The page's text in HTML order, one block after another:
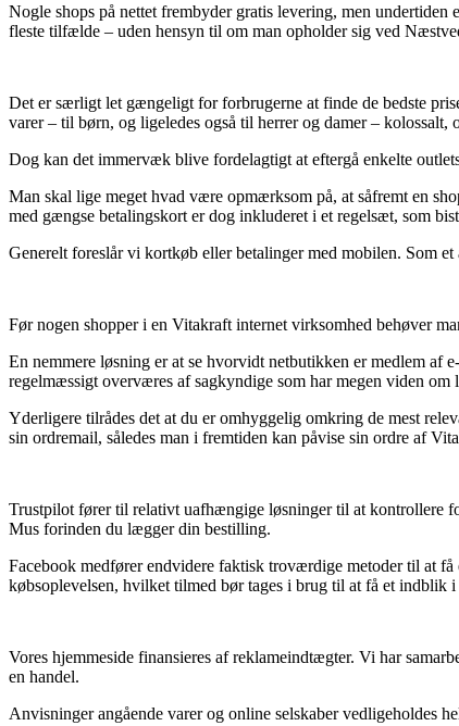
Nogle shops på nettet frembyder gratis levering, men
fleste tilfælde – uden hensyn til om man opholder sig ved
Det er særligt let gængeligt for forbrugerne at finde de bedste
varer – til børn, og ligeledes også til herrer og damer – kolossalt,
Dog kan det immervæk blive fordelagtigt at eftergå enkelte
Man skal lige meget hvad være opmærksom på, at såfremt en
med gængse betalingskort er dog inkluderet i et regelsæt, som
Generelt foreslår vi kortkøb eller betalinger med mobilen. Som
Før nogen shopper i en Vitakraft internet virksomhed behøver
En nemmere løsning er at se hvorvidt netbutikken er medlem
regelmæssigt overværes af sagkyndige som har megen viden om
Yderligere tilrådes det at du er omhyggelig omkring de mest
sin ordremail, således man i fremtiden kan påvise sin ordre af
Trustpilot fører til relativt uafhængige løsninger til at kontrollere
Mus forinden du lægger din bestilling.
Facebook medfører endvidere faktisk troværdige metoder til at
købsoplevelsen, hvilket tilmed bør tages i brug til at få et indblik
Vores hjemmeside finansieres af reklameindtægter. Vi har
en handel.
Anvisninger angående varer og online selskaber vedligeholdes